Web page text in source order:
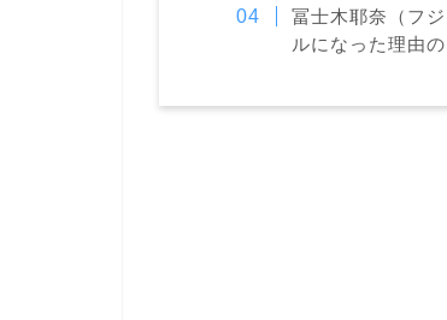
冨士木耶奈（フ
ルになった理由